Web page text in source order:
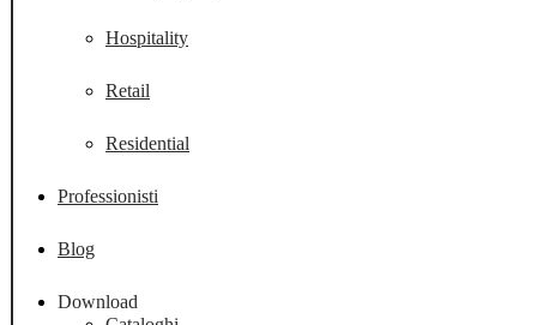
Hospitality
Retail
Residential
Professionisti
Blog
Download